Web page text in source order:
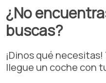
¿No
buscas?
¡Dinos qué
llegue un coche con